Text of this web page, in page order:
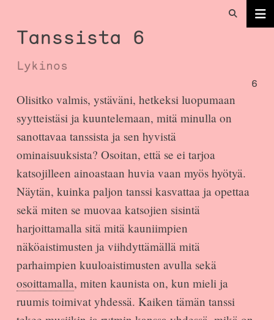
Tanssista 6
Lykinos
6
Olisitko valmis, ystäväni, hetkeksi luopumaan
syytteistäsi ja kuuntelemaan, mitä minulla on
sanottavaa tanssista ja sen hyvistä
ominaisuuksista? Osoitan, että se ei tarjoa
katsojilleen ainoastaan huvia vaan myös hyötyä.
Näytän, kuinka paljon tanssi kasvattaa ja opettaa
sekä miten se muovaa katsojien sisintä
harjoittamalla sitä mitä kauniimpien
näköaistimusten ja viihdyttämällä mitä
parhaimpien kuuloaistimusten avulla sekä
osoittamalla, miten kaunista on, kun mieli ja
ruumis toimivat yhdessä. Kaiken tämän tanssi